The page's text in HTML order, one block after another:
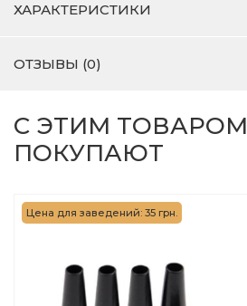
ХАРАКТЕРИСТИКИ
ОТЗЫВЫ (0)
С ЭТИМ ТОВАРОМ
ПОКУПАЮТ
Цена для заведений: 35 грн.